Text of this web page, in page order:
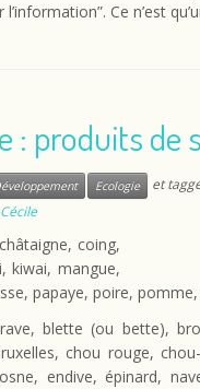
Ce n’est
: produits de
Ecologie et
Cécile
coing,
kiwai, mangue,
papaye, poire, pomme,
blette (ou bette),
chou rouge,
endive, épinard,